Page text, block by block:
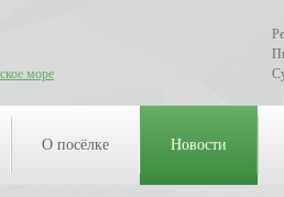
О посёлке Новости